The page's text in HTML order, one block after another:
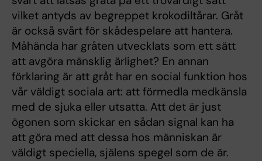
vilket antyds av begreppet krokodiltårar. Gråt
är också svårt för skådespelare att hantera.
Måhända har gråten utvecklats som ett sätt
att avgöra mänsklig ärlighet? En annan
förklaring är att gråt har en social funktion hos
vår väldigt sociala art: att förmedla medkänsla
med de sjuka eller utsatta. Att det är just
ögonen som skickar en sådan signal kan ha
att göra med att dessa hos människan är
väldigt speciella, själens spegel som de är.